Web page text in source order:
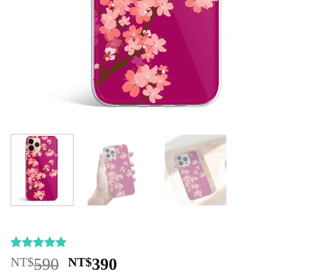
評分5/
5，已有
11
位
NT$590 原
NT$390